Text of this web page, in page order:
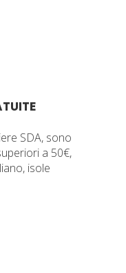
SDA, sono
a 50€,
isole